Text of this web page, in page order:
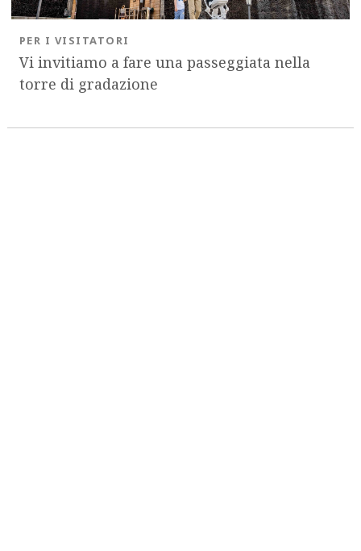
Vi invitiamo a fare una passeggiata nella
torre di gradazione
PER I VISITATORI